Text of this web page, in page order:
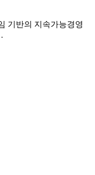
기반의 지속가능경영